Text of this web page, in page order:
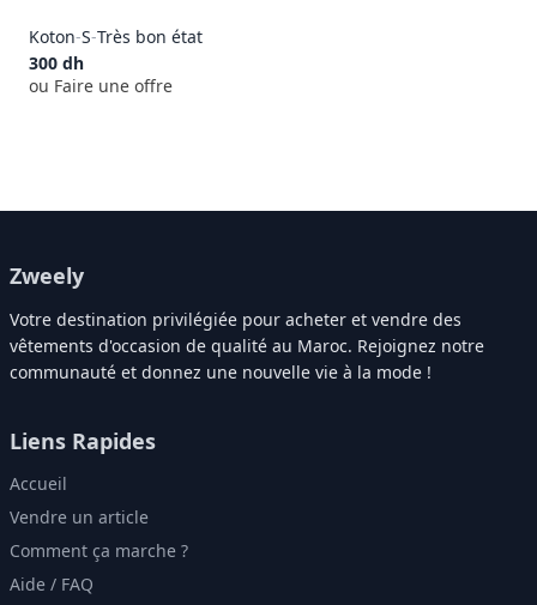
Koton-S-Très bon état
300 dh
ou Faire une offre
Zweely
Votre destination privilégiée pour acheter et vendre des
vêtements d'occasion de qualité au Maroc. Rejoignez notre
communauté et donnez une nouvelle vie à la mode !
Liens Rapides
Accueil
Vendre un article
Comment ça marche ?
Aide / FAQ